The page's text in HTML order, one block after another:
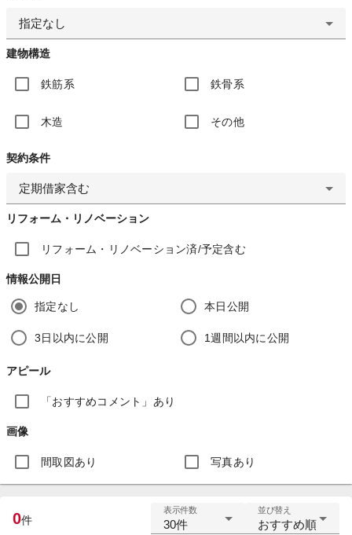
指定なし
建物構造
鉄筋系 鉄骨系
木造 その他
契約条件
定期借家含む
リフォーム・リノベーション
リフォーム・リノベーション済/予定含む
情報公開日
指定なし 本日公開
3日以内に公開 1週間以内に公開
アピール
「おすすめコメント」あり
画像
間取図あり 写真あり
0件
表示件数
30件
並び替え
おすすめ順